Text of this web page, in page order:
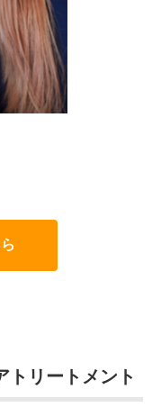
トリートメント